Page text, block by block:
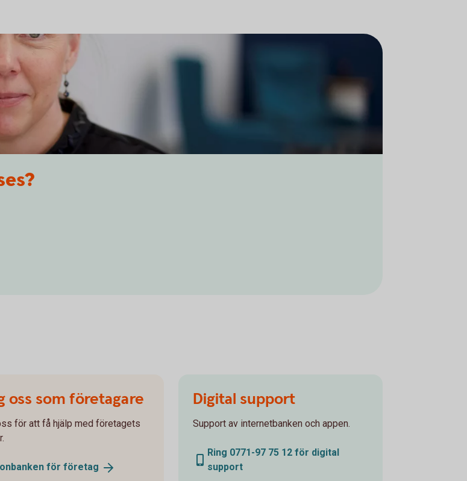
oss som företagare
för att få hjälp med företagets
för företag
Digital support
Support av internetbanken och appen.
Ring 0771-97 75 12 för digital
support